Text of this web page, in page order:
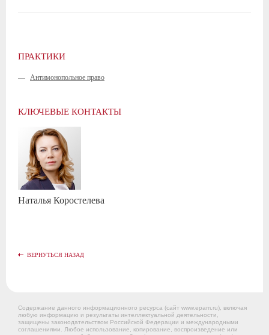
ПРАКТИКИ
— Антимонопольное право
КЛЮЧЕВЫЕ КОНТАКТЫ
НатальяКоростелева
ВЕРНУТЬСЯ НАЗАД
Содержание данного информационного ресурса (сайт www.epam.ru), включая
любую информацию и результаты интеллектуальной деятельности,
защищены законодательством Российской Федерации и международными
соглашениями. Любое использование, копирование, воспроизведение или